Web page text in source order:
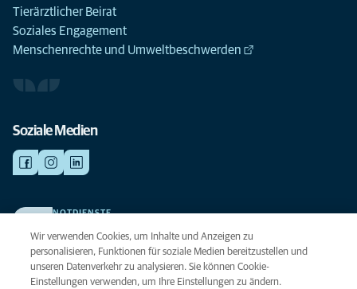
Tierärztlicher Beirat
Soziales Engagement
Menschenrechte und Umweltbeschwerden
Soziale Medien
NOTDIENSTE
beste Versorgung verdient.
Wir verwenden Cookies, um Inhalte und Anzeigen zu
personalisieren, Funktionen für soziale Medien bereitzustellen und
unseren Datenverkehr zu analysieren. Sie können Cookie-
Einstellungen verwenden, um Ihre Einstellungen zu ändern.